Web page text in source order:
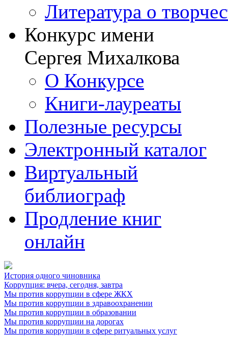
Литература о
Конкурс имени
Сергея Михалкова
О Конкурсе
Книги-лауреаты
Полезные ресурсы
Электронный каталог
Виртуальный
библиограф
Продление книг
онлайн
История одного чиновника
Коррупция: вчера, сегодня, завтра
Мы против коррупции в сфере ЖКХ
Мы против коррупции в здравоохранении
Мы против коррупции в образовании
Мы против коррупции на дорогах
Мы против коррупции в сфере ритуальных услуг